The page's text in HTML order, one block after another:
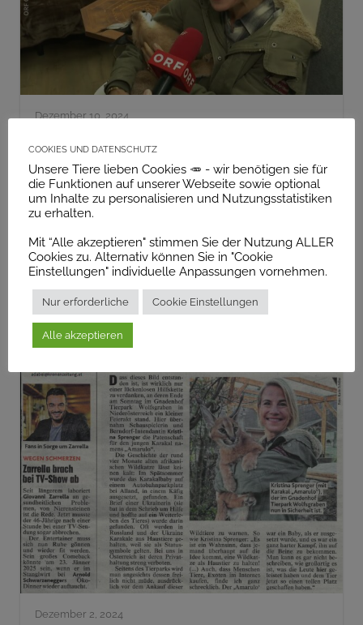
Dezember 10, 2024
Beim Adventfest im Gnadenhof Tierpark
Wolfsgraben gab es prominenten Besuch. Kristina
Sprenger übernahm die Patenschaft für einen mit
wenigen Wochen…
Weiterlesen →
Print
Dezember 2, 2024
Cookies und Datenschutz
Unsere Tiere lieben Cookies 🥕 - wir benötigen sie für
die Funktionen auf unserer Webseite sowie optional
um Inhalte zu personalisieren und Nutzungsstatistiken
zu erhalten.
Mit “Alle akzeptieren" stimmen Sie der Nutzung ALLER
Cookies zu. Alternativ können Sie in "Cookie
Einstellungen" individuelle Anpassungen vornehmen.
Nur erforderliche Cookie Einstellungen
Alle akzeptieren